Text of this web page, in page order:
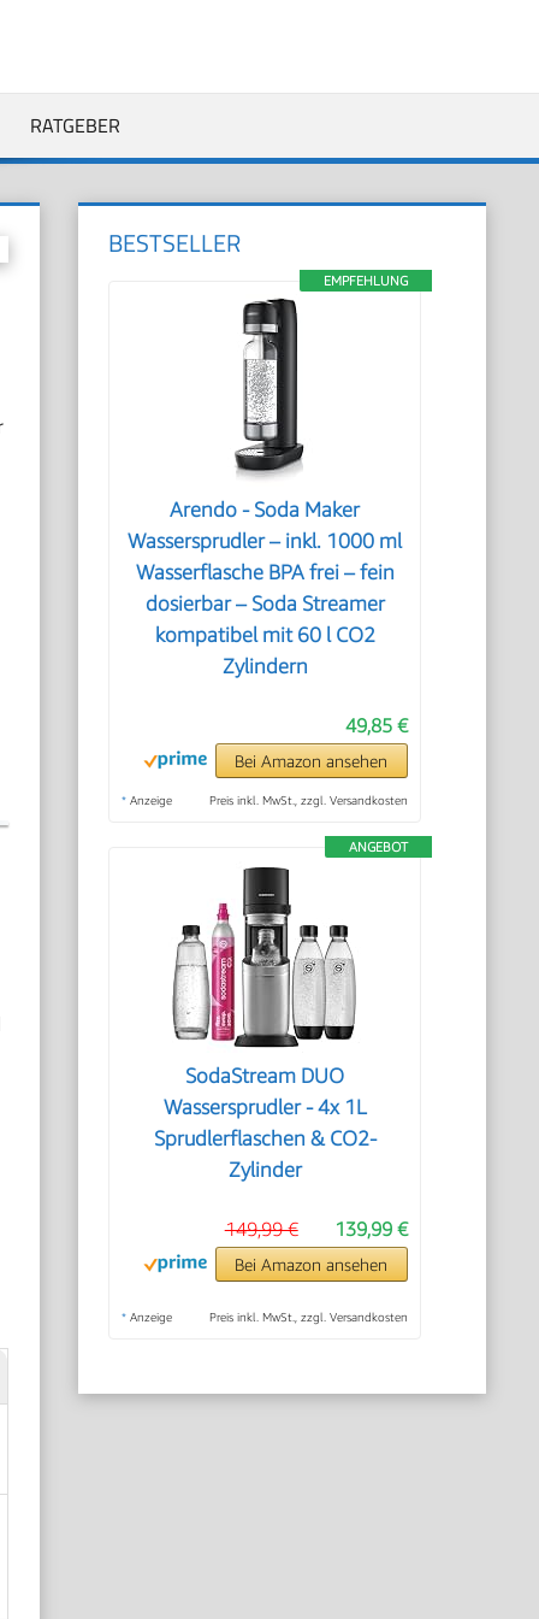
RATGEBER
BESTSELLER
EMPFEHLUNG
Arendo - Soda Maker
Wassersprudler – inkl. 1000 ml
Wasserflasche BPA frei – fein
dosierbar – Soda Streamer
kompatibel mit 60 l CO2
Zylindern
49,85 €
Bei Amazon ansehen
* Anzeige Preis inkl. MwSt., zzgl. Versandkosten
ANGEBOT
SodaStream DUO
Wassersprudler - 4x 1L
Sprudlerflaschen & CO2-
Zylinder
139,99 €
149,99 €
Bei Amazon ansehen
* Anzeige Preis inkl. MwSt., zzgl. Versandkosten